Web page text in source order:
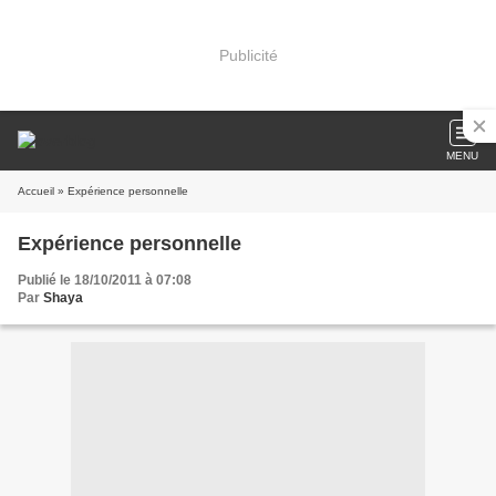
Publicité
MENU
Accueil » Expérience personnelle
Expérience personnelle
Publié le 18/10/2011 à 07:08
Par Shaya